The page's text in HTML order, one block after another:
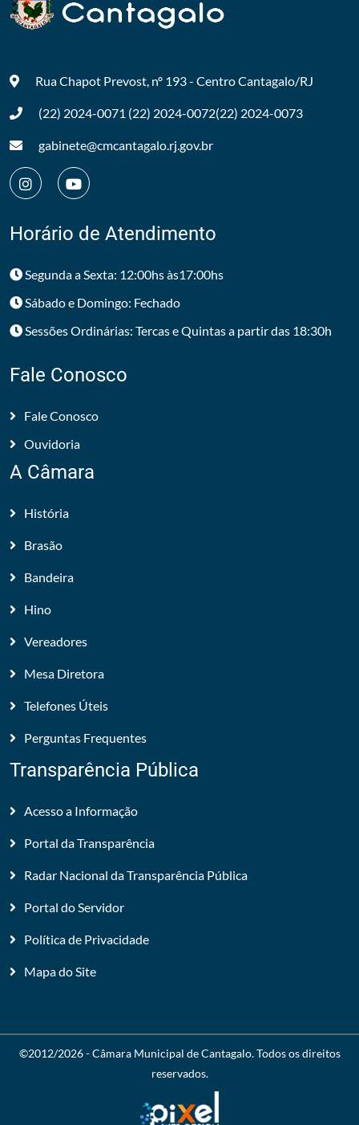
Rua Chapot Prevost, nº 193 - CentroCantagalo/RJ
(22) 2024-0071 (22) 2024-0072(22) 2024-0073
gabinete@cmcantagalo.rj.gov.br
Horário de Atendimento
Segunda a Sexta: 12:00hs às17:00hs
Sábado e Domingo: Fechado
Sessões Ordinárias: Tercas e Quintas a partir das 18:30h
Fale Conosco
Fale Conosco
Ouvidoria
A Câmara
História
Brasão
Bandeira
Hino
Vereadores
Mesa Diretora
Telefones Úteis
Perguntas Frequentes
Transparência Pública
Acesso a Informação
Portal da Transparência
Radar Nacional da Transparência Pública
Portal do Servidor
Política de Privacidade
Mapa do Site
©2012/2026 -Câmara Municipal de Cantagalo. Todos os direitos
reservados.